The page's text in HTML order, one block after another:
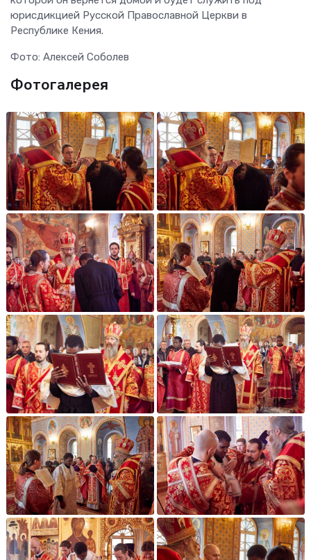
юрисдикцией Русской Православной Церкви в
Республике Кения.
Фото: Алексей Соболев
Фотогалерея